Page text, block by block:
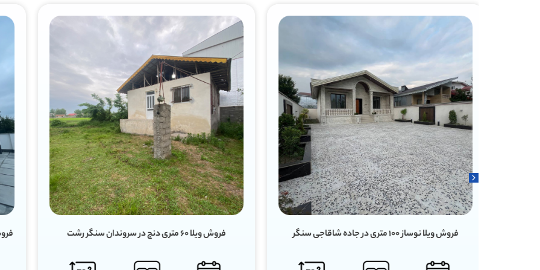
فروش ویلا ۶۰ متری دنج در سروندان سنگر رشت فروش ویلا ۹۰ متری دو خواب مستر در رودبرده سنگر رشت